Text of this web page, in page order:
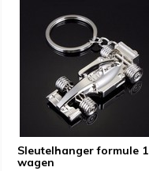
Sleutelhanger formule 1
wagen